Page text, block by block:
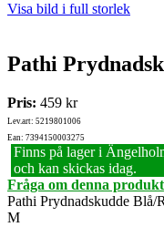
Visa bild i full storlek
Pathi
Pris: 459 kr
Lev.art: 5219801006
Ean: 7394150003275
Finns på lager i
och kan skickas idag.
Fråga om denna produkt
Pathi Prydnadskudde Blå/
M